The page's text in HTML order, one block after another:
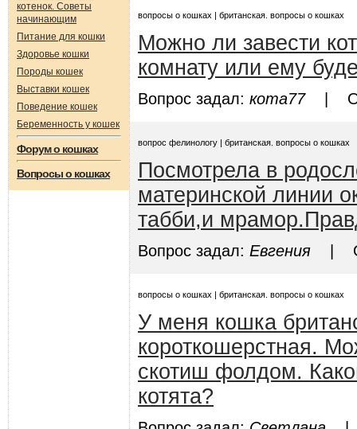
котенок. Советы
начинающим
Питание для кошки
Здоровье кошки
Породы кошек
Выставки кошек
Поведение кошек
Беременность у кошек
Форум о кошках
Вопросы о кошках
вопросы о кошках | британская. вопросы о кошках
Можно ли завести
комнату или ему
Вопрос задал: кота77|
вопрос фелинологу | британская. вопросы о кошках
Посмотрела в
материнской линии
табби,и
Вопрос задал: Евгения |
вопросы о кошках | британская. вопросы о кошках
У меня кошка
короткошерстная.
скотиш фолдом.
котята?